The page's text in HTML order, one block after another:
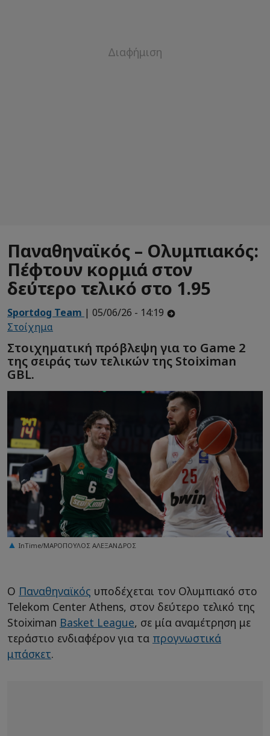
Παναθηναϊκός – Ολυμπιακός:
Πέφτουν κορμιά στον
δεύτερο τελικό στο 1.95
Sportdog Team | 05/06/26 - 14:19
Στοίχημα
Στοιχηματική πρόβλεψη για το Game 2
της σειράς των τελικών της Stoiximan
GBL.
InTime/ΜΑΡΟΠΟΥΛΟΣ ΑΛΕΞΑΝΔΡΟΣ
Ο Παναθηναϊκός υποδέχεται τον Ολυμπιακό στο
Telekom Center Athens, στον δεύτερο τελικό της
Stoiximan Basket League, σε μία αναμέτρηση με
τεράστιο ενδιαφέρον για τα προγνωστικά
μπάσκετ.